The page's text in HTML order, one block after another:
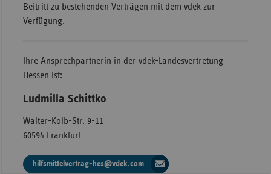
Beitritt zu bestehenden Verträgen mit dem vdek zur
Verfügung.
Ihre Ansprechpartnerin in der vdek-Landesvertretung
Hessen ist:
Ludmilla Schittko
Walter-Kolb-Str. 9-11
60594 Frankfurt
hilfsmittelvertrag-hes@vdek.com